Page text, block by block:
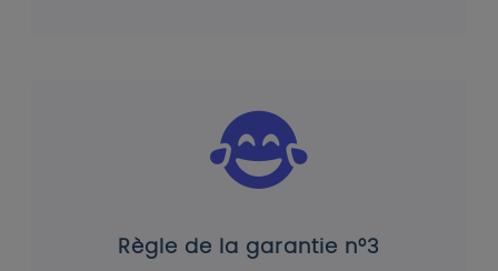
Règle de la garantie n°3